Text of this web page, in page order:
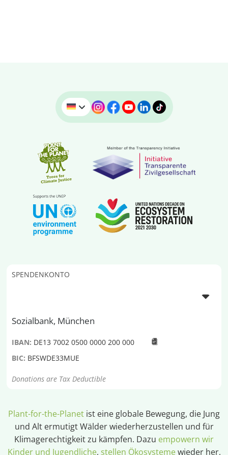
SPENDENKONTO
Sozialbank, München
IBAN: DE13 7002 0500 0000 200 000
BIC: BFSWDE33MUE
Donations are Tax Deductible
Plant-for-the-Planet ist eine globale Bewegung, die Jung
und Alt ermutigt Wälder wiederherzustellen und für
Klimagerechtigkeit zu kämpfen. Dazu empowern wir
Kinder und Jugendliche, stellen Ökosystemewieder her,